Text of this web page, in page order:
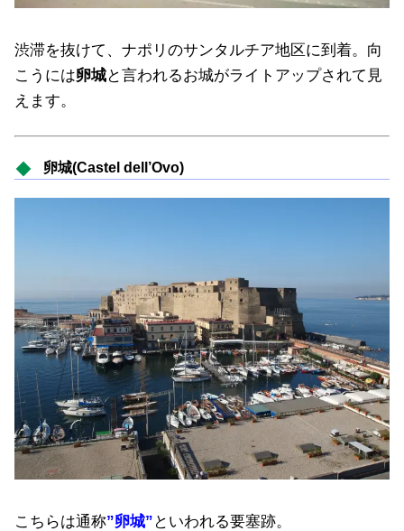
渋滞を抜けて、ナポリのサンタルチア地区に到着。向
こうには卵城と言われるお城がライトアップされて見
えます。
卵城(Castel dell’Ovo)
こちらは通称”卵城” といわれる要塞跡。